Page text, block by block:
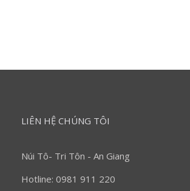
LIÊN HỆ CHÚNG TÔI
Núi Tô- Tri Tôn - An Giang
Hotline: 0981 911 220